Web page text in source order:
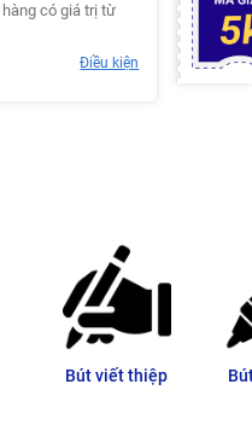
có giá trị từ
Điều kiện
Bút viết thiệp